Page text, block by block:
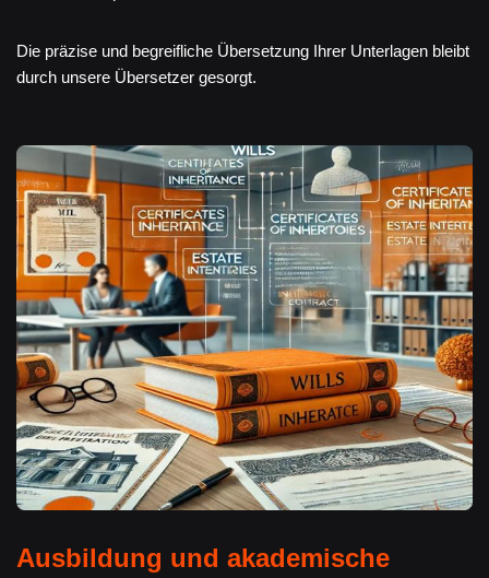
Die präzise und begreifliche Übersetzung Ihrer Unterlagen bleibt
durch unsere Übersetzer gesorgt.
Ausbildung und akademische